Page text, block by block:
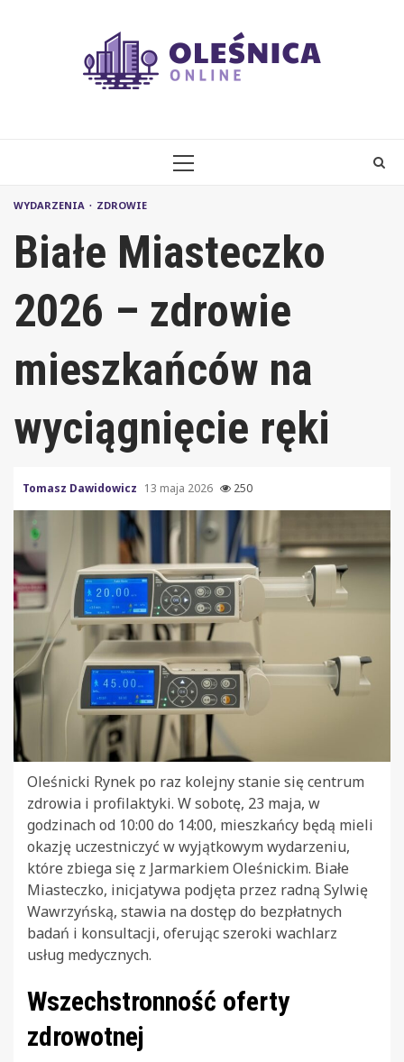
PRIMARY
WYDARZENIA ZDROWIE
Białe Miasteczko
2026 – zdrowie
mieszkańców na
wyciągnięcie ręki
Tomasz Dawidowicz 13 maja 2026 250
Oleśnicki Rynek po raz kolejny stanie się centrum
zdrowia i profilaktyki. W sobotę, 23 maja, w
godzinach od 10:00 do 14:00, mieszkańcy będą mieli
okazję uczestniczyć w wyjątkowym wydarzeniu,
które zbiega się z Jarmarkiem Oleśnickim. Białe
Miasteczko, inicjatywa podjęta przez radną Sylwię
Wawrzyńską, stawia na dostęp do bezpłatnych
badań i konsultacji, oferując szeroki wachlarz
usług medycznych.
Wszechstronność oferty
zdrowotnej